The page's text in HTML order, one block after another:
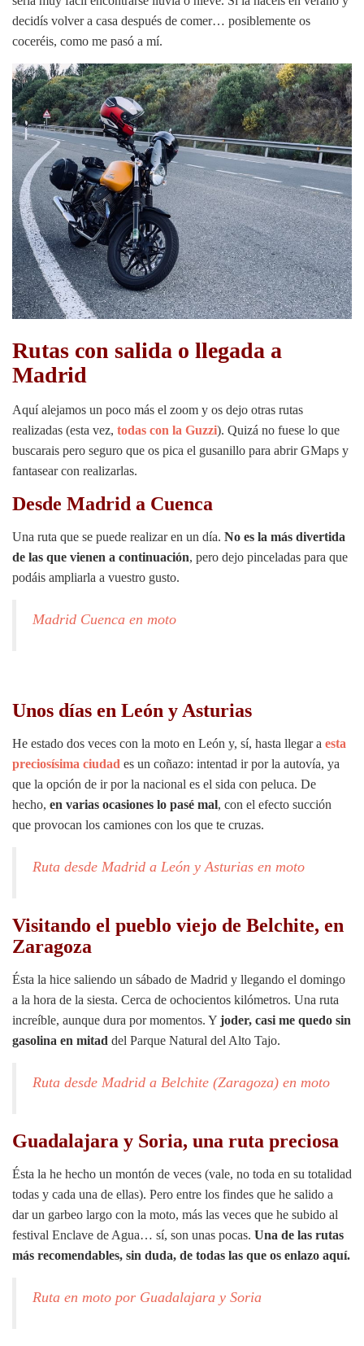
decidís volver a casa después de comer… posiblemente os
coceréis, como me pasó a mí.
Rutas con salida o llegada a
Madrid
Aquí alejamos un poco más el zoom y os dejo otras rutas
realizadas (esta vez, todas con la Guzzi). Quizá no fuese lo que
buscarais pero seguro que os pica el gusanillo para abrir GMaps y
fantasear con realizarlas.
Desde Madrid a Cuenca
Una ruta que se puede realizar en un día. No es la más divertida
de las que vienen a continuación, pero dejo pinceladas para que
podáis ampliarla a vuestro gusto.
Madrid Cuenca en moto
Unos días en León y Asturias
He estado dos veces con la moto en León y, sí, hasta llegar a esta
preciosísima ciudad es un coñazo: intentad ir por la autovía, ya
que la opción de ir por la nacional es el sida con peluca. De
hecho, en varias ocasiones lo pasé mal, con el efecto succión
que provocan los camiones con los que te cruzas.
Ruta desde Madrid a León y Asturias en moto
Visitando el pueblo viejo de Belchite, en
Zaragoza
Ésta la hice saliendo un sábado de Madrid y llegando el domingo
a la hora de la siesta. Cerca de ochocientos kilómetros. Una ruta
increíble, aunque dura por momentos. Y joder, casi me quedo sin
gasolina en mitad del Parque Natural del Alto Tajo.
Ruta desde Madrid a Belchite (Zaragoza) en moto
Guadalajara y Soria, una ruta preciosa
Ésta la he hecho un montón de veces (vale, no toda en su totalidad
todas y cada una de ellas). Pero entre los findes que he salido a
dar un garbeo largo con la moto, más las veces que he subido al
festival Enclave de Agua… sí, son unas pocas. Una de las rutas
más recomendables, sin duda, de todas las que os enlazo aquí.
Ruta en moto por Guadalajara y Soria